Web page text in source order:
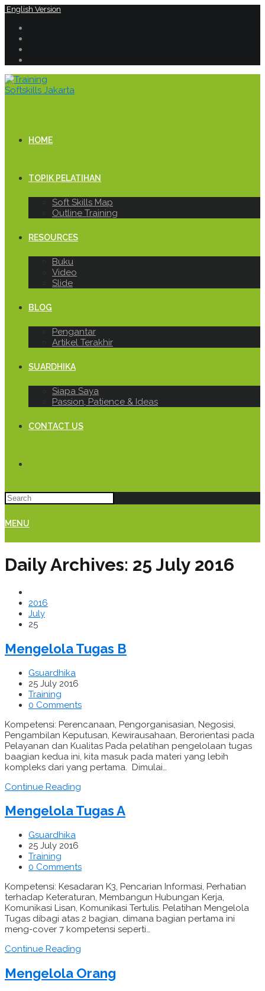
English Version
HOME
TOPIK PELATIHAN
Soft Skills Map
Outline Training
RESOURCES
Buku
Video
Slide
BLOG
Pengantar
Artikel Terakhir
SUARDHIKA
Siapa Saya
Passion, Patience & Ideas
CONTACT US
MENU
Daily Archives: 25 July 2016
2016
July
25
Mengelola Tugas B
Gsuardhika
25 July 2016
Training
0 Comments
Kompetensi: Perencanaan, Pengorganisasian, Negosisi,
Pengambilan Keputusan, Kewirausahaan, Berorientasi pada
Pelayanan dan Kualitas Pada pelatihan pengelolaan tugas
baagian kedua ini, kita masuk pada materi yang lebih
kompleks dari yang pertama. Dimulai…
Continue Reading
Mengelola Tugas A
Gsuardhika
25 July 2016
Training
0 Comments
Kompetensi: Kesadaran K3, Pencarian Informasi, Perhatian
terhadap Keteraturan, Membangun Hubungan Kerja,
Komunikasi Lisan, Komunikasi Tertulis. Pelatihan Mengelola
Tugas dibagi atas 2 bagian, dimana bagian pertama ini
meng-cover 7 kompetensi seperti…
Continue Reading
Mengelola Orang